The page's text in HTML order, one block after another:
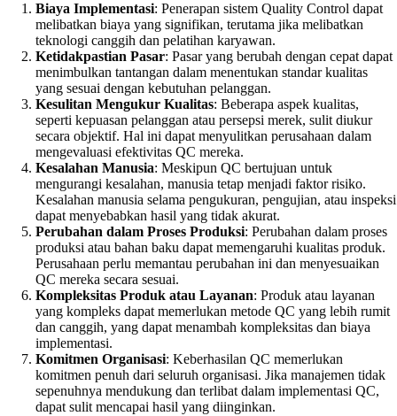
Biaya Implementasi: Penerapan sistem Quality Control dapat
melibatkan biaya yang signifikan, terutama jika melibatkan
teknologi canggih dan pelatihan karyawan.
Ketidakpastian Pasar: Pasar yang berubah dengan cepat dapat
menimbulkan tantangan dalam menentukan standar kualitas
yang sesuai dengan kebutuhan pelanggan.
Kesulitan Mengukur Kualitas: Beberapa aspek kualitas,
seperti kepuasan pelanggan atau persepsi merek, sulit diukur
secara objektif. Hal ini dapat menyulitkan perusahaan dalam
mengevaluasi efektivitas QC mereka.
Kesalahan Manusia: Meskipun QC bertujuan untuk
mengurangi kesalahan, manusia tetap menjadi faktor risiko.
Kesalahan manusia selama pengukuran, pengujian, atau inspeksi
dapat menyebabkan hasil yang tidak akurat.
Perubahan dalam Proses Produksi: Perubahan dalam proses
produksi atau bahan baku dapat memengaruhi kualitas produk.
Perusahaan perlu memantau perubahan ini dan menyesuaikan
QC mereka secara sesuai.
Kompleksitas Produk atau Layanan: Produk atau layanan
yang kompleks dapat memerlukan metode QC yang lebih rumit
dan canggih, yang dapat menambah kompleksitas dan biaya
implementasi.
Komitmen Organisasi: Keberhasilan QC memerlukan
komitmen penuh dari seluruh organisasi. Jika manajemen tidak
sepenuhnya mendukung dan terlibat dalam implementasi QC,
dapat sulit mencapai hasil yang diinginkan.